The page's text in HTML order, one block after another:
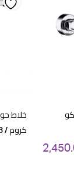
خلاط
كروم / BIA-0143